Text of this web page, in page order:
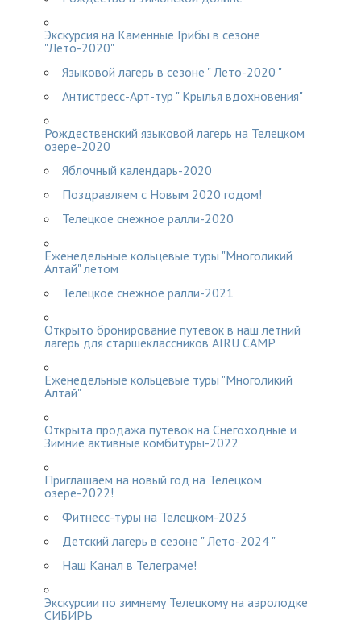
Экскурсия на Каменные Грибы в сезоне
"Лето-2020"
Языковой лагерь в сезоне " Лето-2020 "
Антистресс-Арт-тур " Крылья вдохновения"
Рождественский языковой лагерь на Телецком
озере-2020
Яблочный календарь-2020
Поздравляем с Новым 2020 годом!
Телецкое снежное ралли-2020
Еженедельные кольцевые туры "Многоликий
Алтай" летом
Телецкое снежное ралли-2021
Открыто бронирование путевок в наш летний
лагерь для старшеклассников AIRU CAMP
Еженедельные кольцевые туры "Многоликий
Алтай"
Открыта продажа путевок на Снегоходные и
Зимние активные комбитуры-2022
Приглашаем на новый год на Телецком
озере-2022!
Фитнесс-туры на Телецком-2023
Детский лагерь в сезоне " Лето-2024 "
Наш Канал в Телеграме!
Экскурсии по зимнему Телецкому на аэролодке
СИБИРЬ